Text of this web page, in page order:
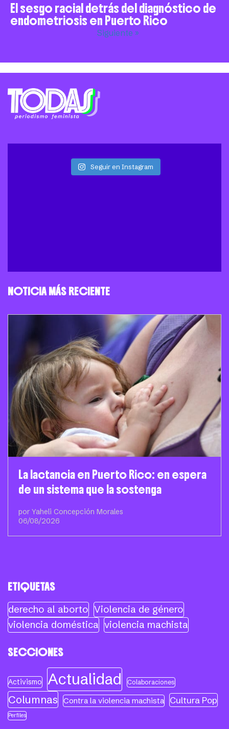
El sesgo racial detrás del diagnóstico de
endometriosis en Puerto Rico
Siguiente »
Seguir en Instagram
NOTICIA MÁS RECIENTE
La lactancia en Puerto Rico: en espera
de un sistema que la sostenga
por Yaheli Concepción Morales
06/08/2026
ETIQUETAS
derecho al aborto Violencia de género
violencia doméstica violencia machista
SECCIONES
Activismo Actualidad Colaboraciones
Columnas Contra la violencia machista Cultura Pop
Perfiles